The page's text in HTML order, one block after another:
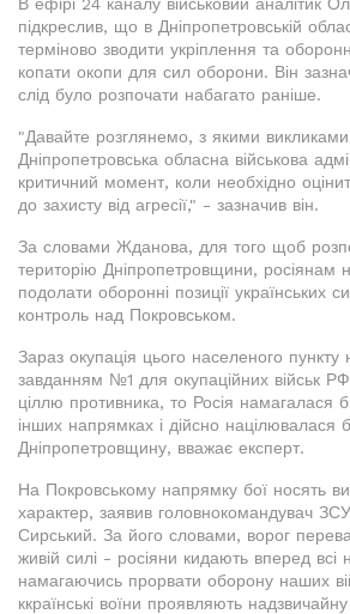
підкреслив, що в Дніпропетровській
терміново зводити укріплення та
копати окопи для сил оборони. Він
слід було розпочати набагато раніше.
"Давайте розглянемо, з якими викликами
Дніпропетровська обласна військова
критичний момент, коли необхідно
до захисту від агресії," - зазначив він.
За словами Жданова, для того щоб
територію Дніпропетровщини, росіянам
подолати оборонні позиції українських
контроль над Покровськом.
Зараз окупація цього населеного пункту
завданням №1 для окупаційних військ
ціллю противника, то Росія намагалася
інших напрямках і дійсно націлювалася
Дніпропетровщину, вважає експерт.
На Покровському напрямку бої носять
характер, заявив головнокомандувач
Сирський. За його словами, ворог
живій силі - росіяни кидають вперед всі
намагаючись прорвати оборону наших
ккраїнські воїни проявляють надзвичайну